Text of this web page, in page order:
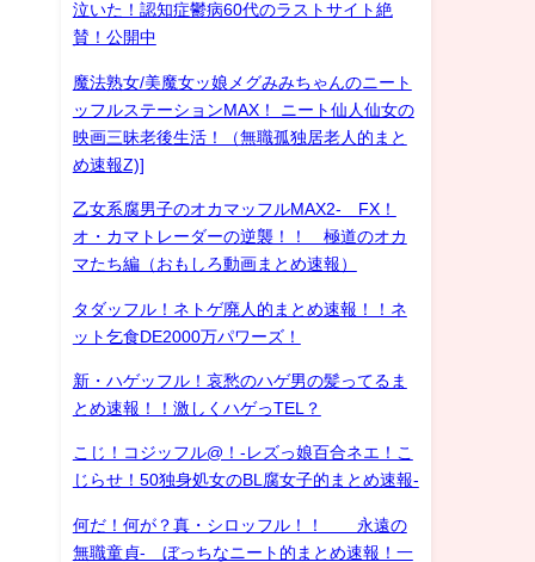
泣いた！認知症鬱病60代のラストサイト絶
賛！公開中
魔法熟女/美魔女ッ娘メグみみちゃんのニート
ッフルステーションMAX！ ニート仙人仙女の
映画三昧老後生活！（無職孤独居老人的まと
め速報Z)]
乙女系腐男子のオカマッフルMAX2- FX！
オ・カマトレーダーの逆襲！！ 極道のオカ
マたち編（おもしろ動画まとめ速報）
タダッフル！ネトゲ廃人的まとめ速報！！ネ
ット乞食DE2000万パワーズ！
新・ハゲッフル！哀愁のハゲ男の髪ってるま
とめ速報！！激しくハゲっTEL？
こじ！コジッフル@！-レズっ娘百合ネエ！こ
じらせ！50独身処女のBL腐女子的まとめ速報-
何だ！何が？真・シロッフル！！ 永遠の
無職童貞- ぼっちなニート的まとめ速報！一